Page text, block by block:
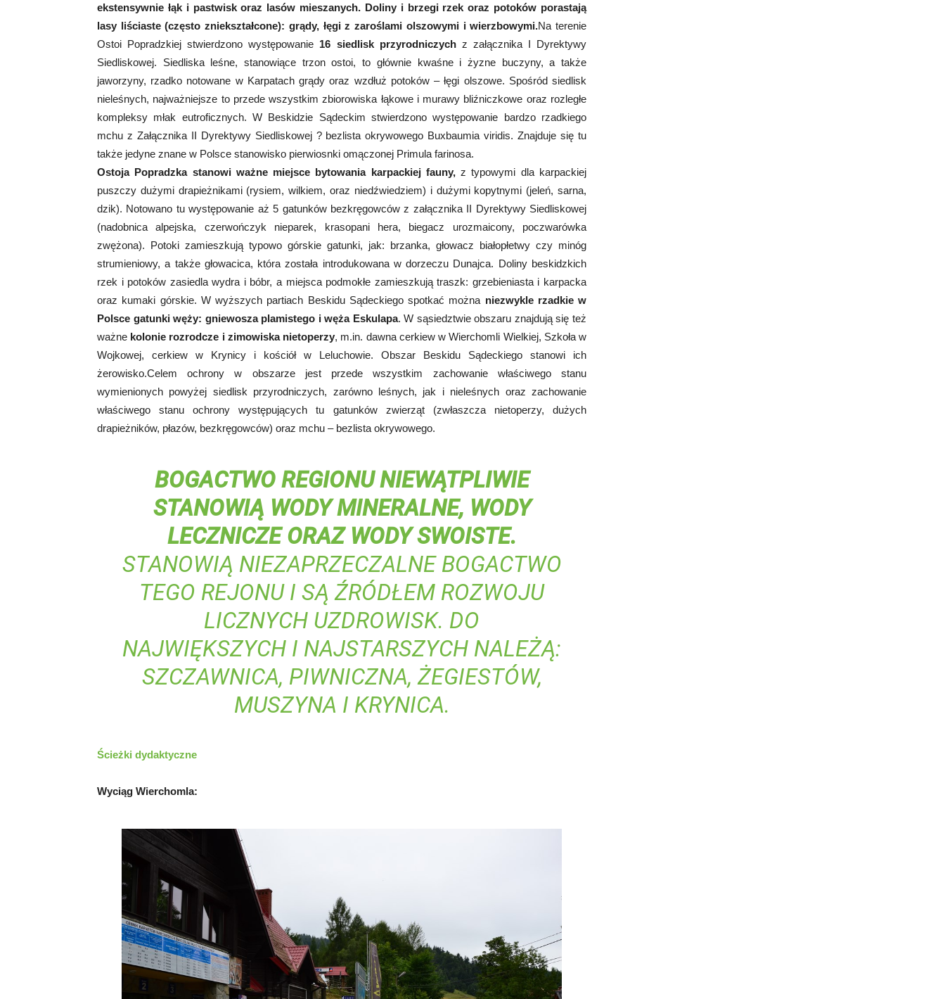
ekstensywnie łąk i pastwisk oraz lasów mieszanych. Doliny i brzegi rzek oraz potoków porastają
lasy liściaste (często zniekształcone): grądy, łęgi z zaroślami olszowymi i wierzbowymi.Na terenie
Ostoi Popradzkiej stwierdzono występowanie 16 siedlisk przyrodniczychz załącznika I Dyrektywy
Siedliskowej. Siedliska leśne, stanowiące trzon ostoi, to głównie kwaśne i żyzne buczyny, a także
jaworzyny, rzadko notowane w Karpatach grądy oraz wzdłuż potoków – łęgi olszowe. Spośród siedlisk
nieleśnych, najważniejsze to przede wszystkim zbiorowiska łąkowe i murawy bliźniczkowe oraz rozległe
kompleksy młak eutroficznych. W Beskidzie Sądeckim stwierdzono występowanie bardzo rzadkiego
mchu z Załącznika II Dyrektywy Siedliskowej ? bezlista okrywowego Buxbaumia viridis. Znajduje się tu
także jedyne znane w Polsce stanowisko pierwiosnki omączonej Primula farinosa.
Ostoja Popradzka stanowi ważne miejsce bytowania karpackiej fauny,z typowymi dla karpackiej
puszczy dużymi drapieżnikami (rysiem, wilkiem, oraz niedźwiedziem) i dużymi kopytnymi (jeleń, sarna,
dzik). Notowano tu występowanie aż 5 gatunków bezkręgowców z załącznika II Dyrektywy Siedliskowej
(nadobnica alpejska, czerwończyk nieparek, krasopani hera, biegacz urozmaicony, poczwarówka
zwężona). Potoki zamieszkują typowo górskie gatunki, jak: brzanka, głowacz białopłetwy czy minóg
strumieniowy, a także głowacica, która została introdukowana w dorzeczu Dunajca. Doliny beskidzkich
rzek i potoków zasiedla wydra i bóbr, a miejsca podmokłe zamieszkują traszk: grzebieniasta i karpacka
oraz kumaki górskie. W wyższych partiach Beskidu Sądeckiego spotkać można niezwykle rzadkie w
Polsce gatunki węży: gniewosza plamistego i węża Eskulapa. W sąsiedztwie obszaru znajdują się też
ważne kolonie rozrodcze i zimowiska nietoperzy, m.in. dawna cerkiew w Wierchomli Wielkiej, Szkoła w
Wojkowej, cerkiew w Krynicy i kościół w Leluchowie. Obszar Beskidu Sądeckiego stanowi ich
żerowisko.Celem ochrony w obszarze jest przede wszystkim zachowanie właściwego stanu
wymienionych powyżej siedlisk przyrodniczych, zarówno leśnych, jak i nieleśnych oraz zachowanie
właściwego stanu ochrony występujących tu gatunków zwierząt (zwłaszcza nietoperzy, dużych
drapieżników, płazów, bezkręgowców) oraz mchu – bezlista okrywowego.
BOGACTWO REGIONU NIEWĄTPLIWIE
STANOWIĄ WODY MINERALNE, WODY
LECZNICZE ORAZ WODY SWOISTE.
STANOWIĄ NIEZAPRZECZALNE BOGACTWO
TEGO REJONU I SĄ ŹRÓDŁEM ROZWOJU
LICZNYCH UZDROWISK. DO
NAJWIĘKSZYCH I NAJSTARSZYCH NALEŻĄ:
SZCZAWNICA, PIWNICZNA, ŻEGIESTÓW,
MUSZYNA I KRYNICA.
Ścieżki dydaktyczne
Wyciąg Wierchomla: